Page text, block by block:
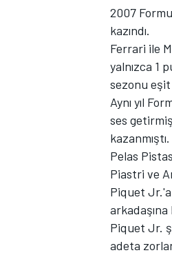
TÜRK
2007
kazındı.
Ferrari ile
yalnızca 1
sezonu eşit
Aynı yıl
ses
kazanmıştı.
Pelas
Piastri ve
Piquet Jr.'a
arkadaşına
Piquet Jr.
adeta